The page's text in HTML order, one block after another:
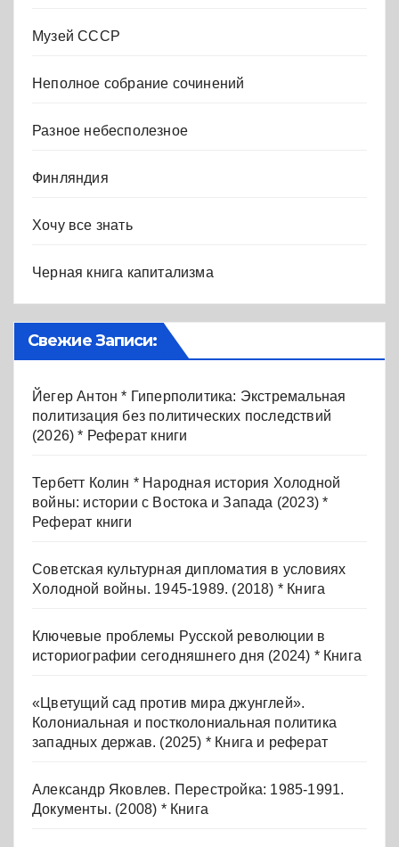
Музей СССР
Неполное собрание сочинений
Разное небесполезное
Финляндия
Хочу все знать
Черная книга капитализма
Свежие Записи:
Йегер Антон * Гиперполитика: Экстремальная
политизация без политических последствий
(2026) * Реферат книги
Тербетт Колин * Народная история Холодной
войны: истории с Востока и Запада (2023) *
Реферат книги
Советская культурная дипломатия в условиях
Холодной войны. 1945-1989. (2018) * Книга
Ключевые проблемы Русской революции в
историографии сегодняшнего дня (2024) * Книга
«Цветущий сад против мира джунглей».
Колониальная и постколониальная политика
западных держав. (2025) * Книга и реферат
Александр Яковлев. Перестройка: 1985-1991.
Документы. (2008) * Книга